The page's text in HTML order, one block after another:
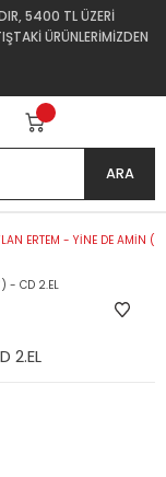
5400 TL ÜZERİ
ÜRÜNLERİMİZDEN
ARA
ERTEM - YİNE DE AMİN
2.EL